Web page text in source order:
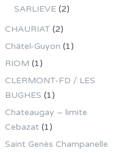
SARLIEVE(2)
CHAURIAT(2)
Châtel-Guyon (1)
RIOM (1)
CLERMONT-FD / LES
BUGHES (1)
Chateaugay – limite
Cebazat (1)
Saint Genès Champanelle